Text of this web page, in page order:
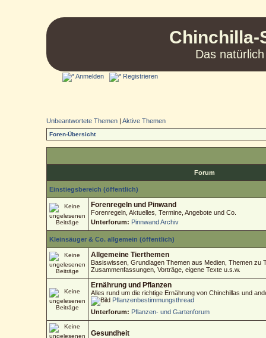
Chinchilla-
Das
Anmelden Registrieren
Unbeantwortete Themen |Aktive Themen
Foren-Übersicht
Forum
Einstiegsbereich (öffentlich)
Forenregeln und Pinwand
Forenregeln, Aktuelles, Termine, Angebote und Co.
Unterforum: Pinnwand Archiv
Kleinsäuger & Co. allgemein (öffentlich)
Allgemeine Tierthemen
Basiswissen, Grundlagen Themen aus Medien, Themen zu
Zusammenfassungen, Vorträge, eigene Texte u.s.w.
Ernährung und Pflanzen
Alles rund um die richtige Ernährung von Chinchillas und
Pflanzenbestimmungsthread
Unterforum: Pflanzen- und Gartenforum
Gesundheit